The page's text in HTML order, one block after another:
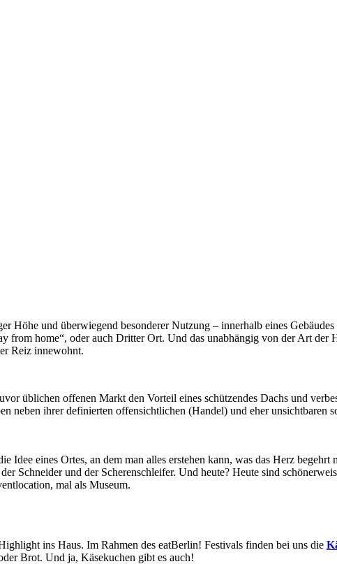
Höhe und überwiegend besonderer Nutzung – innerhalb eines
home“, oder auch Dritter Ort. Und das unabhängig von der Art der
Reiz innewohnt.
üblichen offenen Markt den Vorteil eines schützendes Dachs und
neben ihrer definierten offensichtlichen (Handel) und eher unsichtbaren
eines Ortes, an dem man alles erstehen kann, was das Herz begehrt
Schneider und der Scherenschleifer. Und heute? Heute sind
mal als Museum.
ins Haus. Im Rahmen des eatBerlin! Festivals finden bei uns die
Brot. Und ja, Käsekuchen gibt es auch!